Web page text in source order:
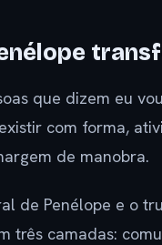
que dizem eu
com forma,
de manobra.
de Penélope e o
três camadas: